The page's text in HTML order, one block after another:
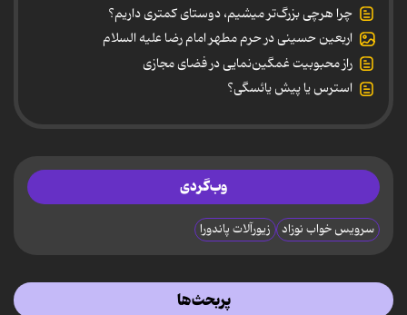
چرا هرچی بزرگ‌تر میشیم، دوستای کمتری داریم؟
اربعین حسینی در حرم مطهر امام رضا علیه السلام
راز محبوبیت غمگین‌نمایی در فضای مجازی
استرس یا پیش یائسگی؟
وب‌گردی
سرویس خواب نوزاد زیورآلات پاندورا
پربحث‌ها